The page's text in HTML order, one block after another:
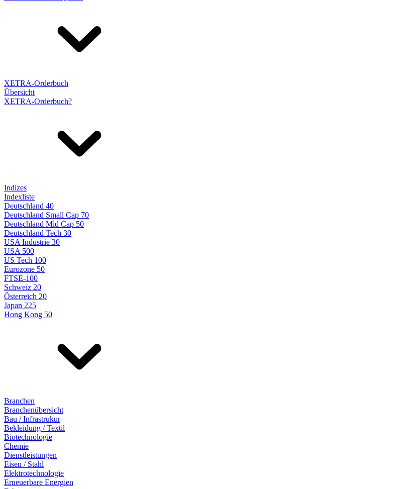
XETRA-Orderbuch
Übersicht
XETRA-Orderbuch?
Indizes
Indexliste
Deutschland 40
Deutschland Small Cap 70
Deutschland Mid Cap 50
Deutschland Tech 30
USA Industrie 30
USA 500
US Tech 100
Eurozone 50
FTSE-100
Schweiz 20
Österreich 20
Japan 225
Hong Kong 50
Branchen
Branchenübersicht
Bau / Infrastrukur
Bekleidung / Textil
Biotechnologie
Chemie
Dienstleistungen
Eisen / Stahl
Elektrotechnologie
Erneuerbare Energien